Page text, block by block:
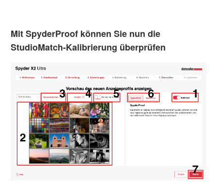
Mit SpyderProof können Sie nun die
StudioMatch-Kalibrierung überprüfen